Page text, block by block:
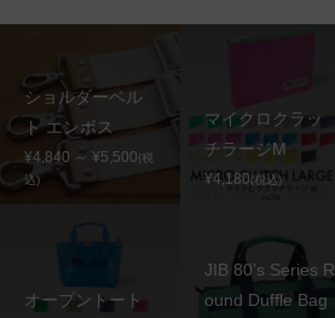
ショルダーベル
ト エンボス
¥4,840 ～ ¥5,500(税
込)
マイクロクラッ
チラージM
¥4,180(税込)
オープントート
JIB 80’s Series R
ound Duffle Bag